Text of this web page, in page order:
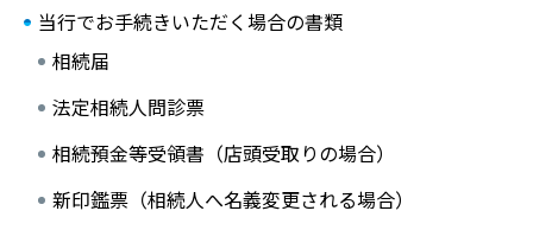
当行でお手続きいただく場合の書類
相続届
法定相続人問診票
相続預金等受領書（店頭受取りの場合）
新印鑑票（相続人へ名義変更される場合）